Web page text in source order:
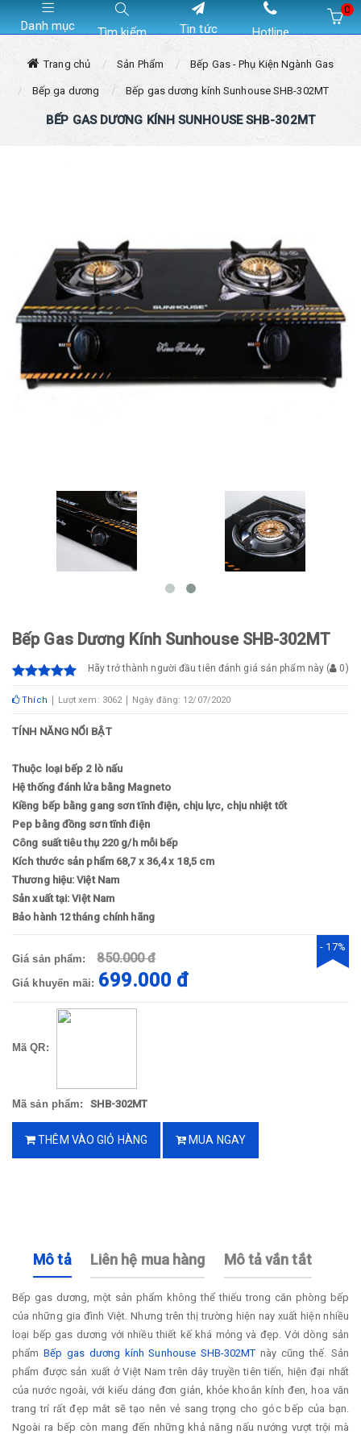
Danh mục Tìm kiếm Tin tức Hotline
0
Trang chủ Sản Phẩm Bếp Gas - Phụ Kiện Ngành Gas
Bếp ga dương Bếp gas dương kính Sunhouse SHB-302MT
BẾP GAS DƯƠNG KÍNH SUNHOUSE SHB-302MT
Bếp Gas Dương Kính Sunhouse SHB-302MT
Hãy trở thành người đầu tiên đánh giá sản phẩm này ( 0)
Thích Lượt xem: 3062 Ngày đăng: 12/07/2020
TÍNH NĂNG NỔI BẬT
Thuộc loại bếp 2 lò nấu
Hệ thống đánh lửa bằng Magneto
Kiềng bếp bằng gang sơn tĩnh điện, chịu lực, chịu nhiệt tốt
Pep bằng đồng sơn tĩnh điện
Công suất tiêu thụ 220 g/h mỗi bếp
Kích thước sản phẩm 68,7 x 36,4 x 18,5 cm
Thương hiệu: Việt Nam
Sản xuất tại: Việt Nam
Bảo hành 12 tháng chính hãng
Giá sản phẩm: 850.000 đ
Giá khuyến mãi: 699.000 đ
- 17%
Mã QR:
Mã sản phẩm: SHB-302MT
THÊM VÀO GIỎ HÀNG MUA NGAY
Mô tả Liên hệ mua hàng Mô tả vắn tắt
Bếp gas dương, một sản phẩm không thể thiếu trong căn phòng bếp
của những gia đình Việt. Nhưng trên thị trường hiện nay xuất hiện nhiều
loại bếp gas dương với nhiều thiết kế khá mỏng và đẹp. Với dòng sản
phẩm Bếp gas dương kính Sunhouse SHB-302MT này cũng thế. Sản
phẩm được sản xuất ở Việt Nam trên dây truyền tiên tiến, hiện đại nhất
của nước ngoài, với kiểu dáng đơn giản, khỏe khoắn kính đen, hoa văn
trang trí rất đẹp mắt sẽ tạo nên vẻ sang trọng cho góc bếp của bạn.
Ngoài ra bếp còn mang đến những khả năng nấu nướng vượt trội mà